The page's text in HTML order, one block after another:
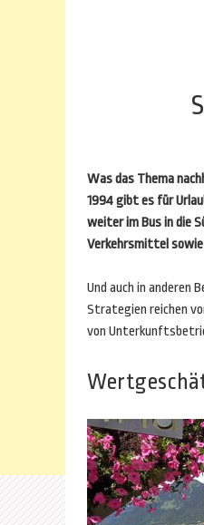
Was das Thema
1994 gibt es für
weiter im Bus in die
Verkehrsmittel sowie
Und auch in anderen
Strategien reichen
von